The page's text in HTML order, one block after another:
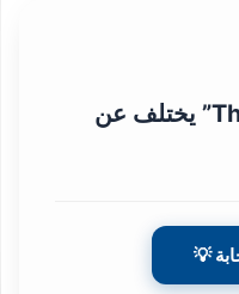
أي صوت في كلمة “Think” يختلف عن
💡